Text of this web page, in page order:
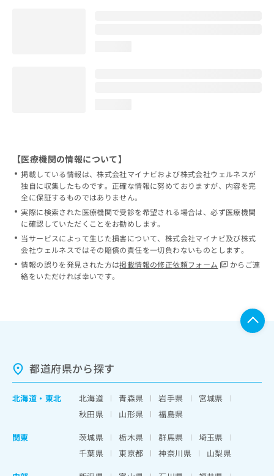
【医療機関の情報について】
掲載している情報は、株式会社マイナビおよび株式会社ウェルネスが
独自に収集したものです。正確な情報に努めておりますが、内容を完
全に保証するものではありません。
実際に検索された医療機関で受診を希望される場合は、必ず医療機関
に確認していただくことをお勧めします。
当サービスによって生じた損害について、株式会社マイナビ及び株式
会社ウェルネスではその賠償の責任を一切負わないものとします。
情報の誤りを発見された方は掲載情報の修正依頼フォーム
からご連
絡をいただければ幸いです。
都道府県から探す
北海道 ・ 東北 北海道 青森県 岩手県
宮城県
秋田県
山形県
福島県
関東
茨城県 栃木県 群馬県
埼玉県
千葉県
東京都 神奈川県
山梨県